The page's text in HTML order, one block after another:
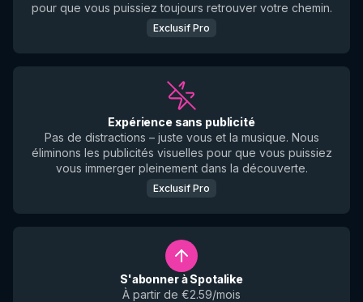
pour que vous puissiez toujours retrouver votre chemin.
Exclusif Pro
Expérience sans publicité
Pas de distractions – juste vous et la musique. Nous
éliminons les publicités visuelles pour que vous puissiez
vous immerger pleinement dans la découverte.
Exclusif Pro
S'abonner à Spotalike
À partir de €2.59/mois